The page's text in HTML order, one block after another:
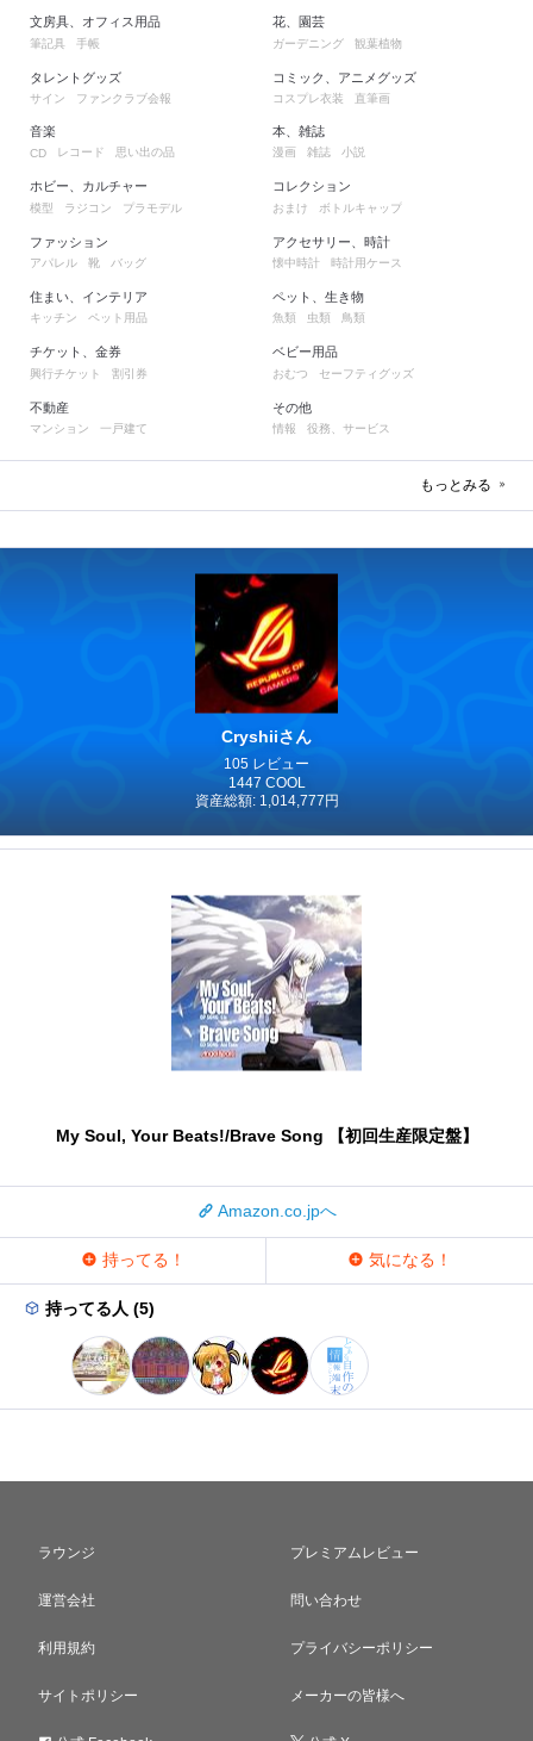
文房具、オフィス用品
筆記具 手帳
タレントグッズ
サイン ファンクラブ会報
花、園芸
ガーデニング 観葉植物
コミック、アニメグッズ
コスプレ衣装 直筆画
音楽
CD レコード 思い出の品
ホビー、カルチャー
模型 ラジコン プラモデル
ファッション
アパレル 靴 バッグ
住まい、インテリア
キッチン ペット用品
チケット、金券
興行チケット 割引券
不動産
マンション 一戸建て
本、雑誌
漫画 雑誌 小説
コレクション
おまけ ボトルキャップ
アクセサリー、時計
懐中時計 時計用ケース
ペット、生き物
魚類 虫類 鳥類
ベビー用品
おむつ セーフティグッズ
その他
情報 役務、サービス
もっとみる
Cryshiiさん
105 レビュー
1447 COOL
資産総額: 1,014,777円
My Soul, Your Beats!/Brave Song 【初回生産限定盤】
Amazon.co.jpへ
持ってる！ 気になる！
持ってる人 (5)
ラウンジ プレミアムレビュー
運営会社 問い合わせ
利用規約 プライバシーポリシー
サイトポリシー メーカーの皆様へ